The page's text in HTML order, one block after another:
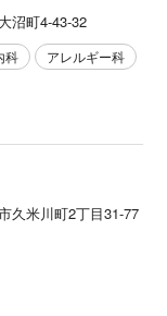
沼町4-43-32
科 アレルギー科
久米川町2丁目31-77